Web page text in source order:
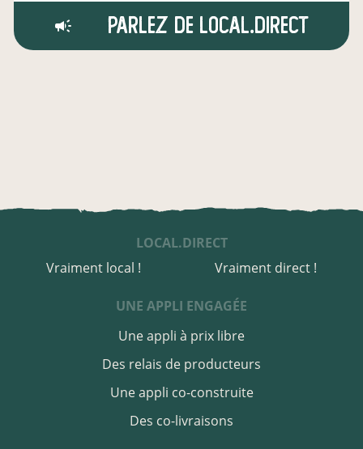
Parlez de local.direct
LOCAL.DIRECT
Vraiment local !
Vraiment direct !
UNE APPLI ENGAGÉE
Une appli à prix libre
Des relais de producteurs
Des co-livraisons
Une appli co-construite